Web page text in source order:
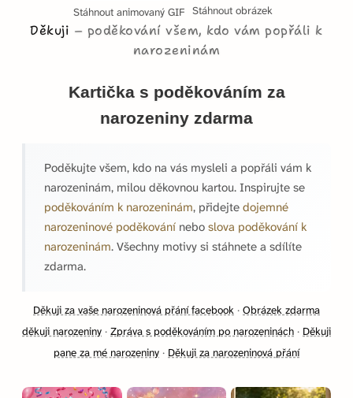
Stáhnout animovaný GIF Stáhnout obrázek
Děkuji
poděkování všem, kdo vám popřáli k
narozeninám
Kartička s poděkováním za
narozeniny zdarma
Poděkujte všem, kdo na vás mysleli a popřáli vám k
narozeninám, milou děkovnou kartou. Inspirujte se
poděkováním k narozeninám, přidejte dojemné
narozeninové poděkování nebo slova poděkování k
narozeninám. Všechny motivy si stáhnete a sdílíte
zdarma.
Děkuji za vaše narozeninová přání facebook · Obrázek zdarma
děkuji narozeniny · Zpráva s poděkováním po narozeninách · Děkuji
pane za mé narozeniny · Děkuji za narozeninová přání